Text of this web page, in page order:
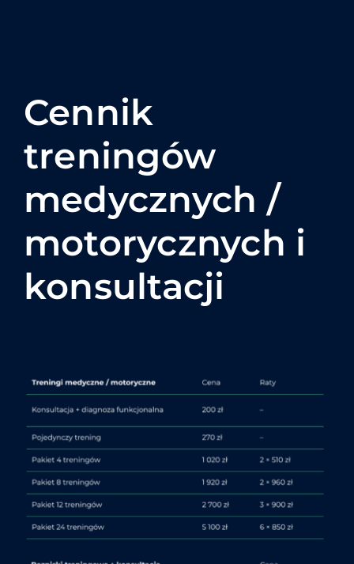
Cennik
treningów
medycznych /
motorycznych i
konsultacji